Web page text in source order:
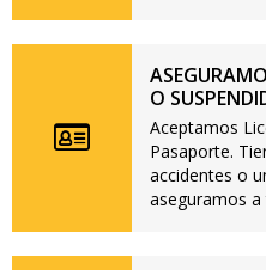
O
Aceptamos
Pasaporte.
accidentes o
aseguramos a